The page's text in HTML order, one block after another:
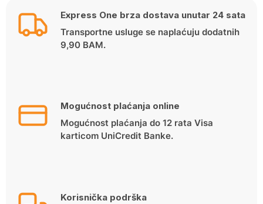
Express One brza dostava unutar 24 sata
Transportne usluge se naplaćuju dodatnih
9,90 BAM.
Mogućnost plaćanja online
Mogućnost plaćanja do 12 rata Visa
karticom UniCredit Banke.
Korisnička podrška